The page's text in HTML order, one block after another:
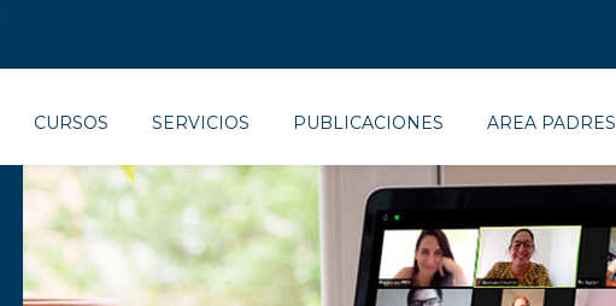
CURSOS SERVICIOS PUBLICACIONES AREA PADRES